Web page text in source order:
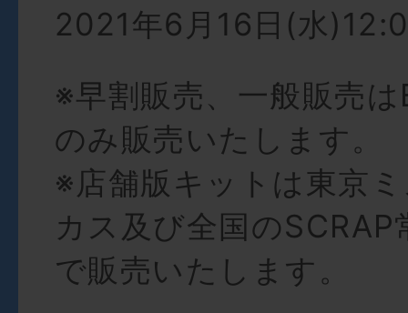
2021年6月16日(水
※早割販売、一般販売
のみ販売いたします。
※店舗版キットは東京
カス及び全国のSCRAP
で販売いたします。